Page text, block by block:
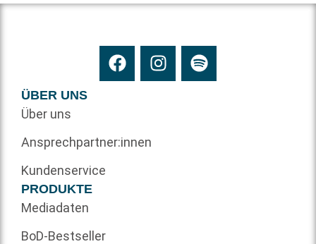
ÜBER UNS
Über uns
Ansprechpartner:innen
Kundenservice
PRODUKTE
Mediadaten
BoD-Bestseller